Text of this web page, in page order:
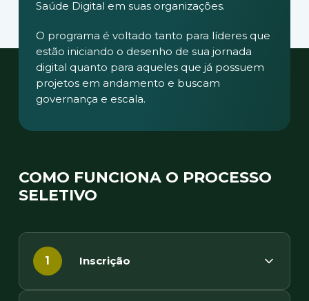
Saúde Digital em suas organizações.
O programa é voltado tanto para líderes que
estão iniciando o desenho de sua jornada
digital quanto para aqueles que já possuem
projetos em andamento e buscam
governança e escala.
COMO FUNCIONA O PROCESSO
SELETIVO
1 Inscrição